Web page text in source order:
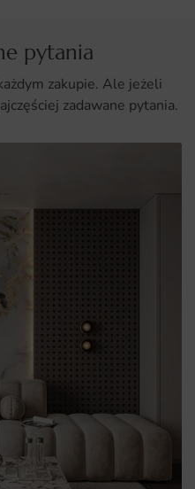
pytania
zakupie. Ale jeżeli
zadawane pytania.